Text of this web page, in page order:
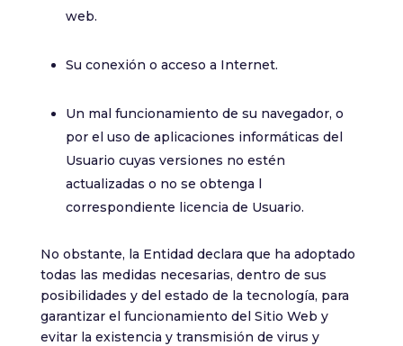
web.
Su conexión o acceso a Internet.
Un mal funcionamiento de su navegador, o
por el uso de aplicaciones informáticas del
Usuario cuyas versiones no estén
actualizadas o no se obtenga l
correspondiente licencia de Usuario.
No obstante, la Entidad declara que ha adoptado
todas las medidas necesarias, dentro de sus
posibilidades y del estado de la tecnología, para
garantizar el funcionamiento del Sitio Web y
evitar la existencia y transmisión de virus y